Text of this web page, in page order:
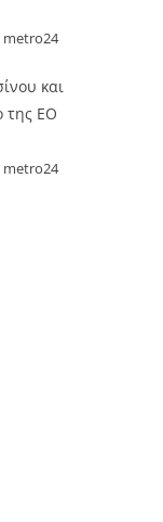
metro24
και
της ΕΟ
metro24